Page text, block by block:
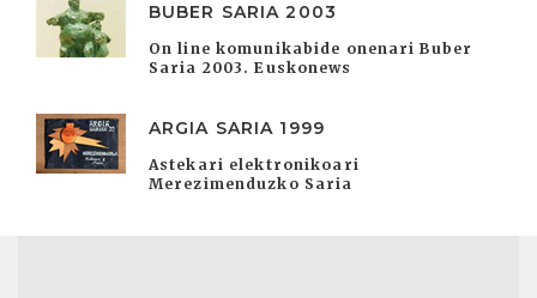
BUBER SARIA 2003
On line komunikabide onenari Buber
Saria 2003. Euskonews
ARGIA SARIA 1999
Astekari elektronikoari
Merezimenduzko Saria